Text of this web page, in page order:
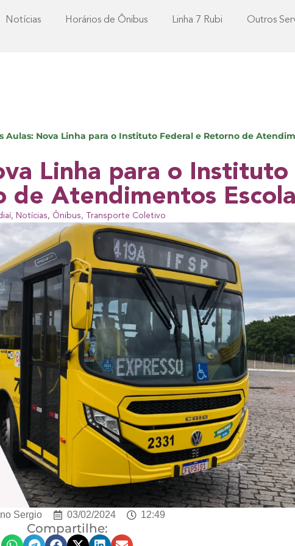
Notícias Horários de Ônibus Linha 7 Rubi Outros
Aulas: Nova Linha para o Instituto Federal e Retorno de
Linha para o Instituto
de Atendimentos
, Notícias, Ônibus, Transporte Coletivo
Sergio 03/02/2024 12:49
Compartilhe: